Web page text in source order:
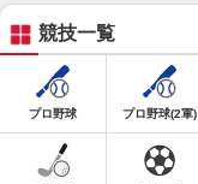
競技一覧
プロ野球 プロ野球(2軍)